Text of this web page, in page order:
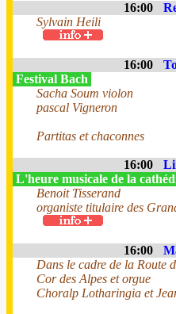
16:00
Sylvain Heili
16:00
Festival Bach
Sacha Soum violon
pascal Vigneron
Partitas et chaconnes
16:00
L'heure musicale de la
Benoit Tisserand
organiste titulaire des
16:00
Dans le cadre de la Route
Cor des Alpes et orgue
Choralp Lotharingia et